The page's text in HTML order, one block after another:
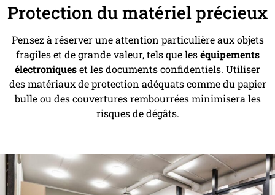
Protection du matériel précieux
Pensez à réserver une attention particulière aux objets
fragiles et de grande valeur, tels que leséquipements
électroniqueset les documents confidentiels. Utiliser
des matériaux de protection adéquats comme du papier
bulle ou des couvertures rembourrées minimisera les
risques de dégâts.